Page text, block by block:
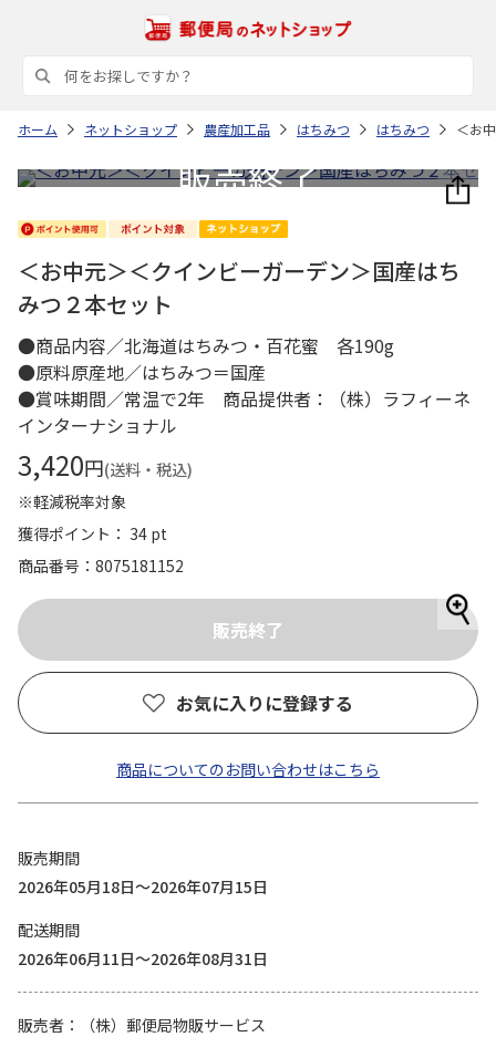
ホーム ネットショップ 農産加工品 はちみつ はちみつ ＜お
＜お中元＞＜クインビーガーデン＞国産はち
みつ２本セット
●商品内容／北海道はちみつ・百花蜜 各190g
●原料原産地／はちみつ＝国産
●賞味期間／常温で2年 商品提供者：（株）ラフィーネ
インターナショナル
3,420円(送料・税込)
※軽減税率対象
獲得ポイント： 34 pt
商品番号
8075181152
お気に入りに登録する
商品についてのお問い合わせはこちら
販売期間
2026年05月18日～2026年07月15日
配送期間
2026年06月11日～2026年08月31日
販売者
（株）郵便局物販サービス